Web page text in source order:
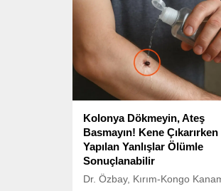
atıştırmalık önerileri keşfedin.
Beslenme uzmanlarının
kan şekerinizi dengeleyin ve
verme sürecinizi keyifli hale
Kolonya Dökmeyin, Ateş
Basmayın! Kene Çıkarırken
Yapılan Yanlışlar Ölümle
Sonuçlanabilir
Dr. Özbay, Kırım-Kongo